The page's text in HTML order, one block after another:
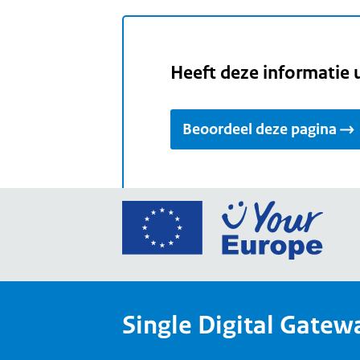
Heeft deze informatie
Beoordeel deze pagina
Ga
Your
Single Digital